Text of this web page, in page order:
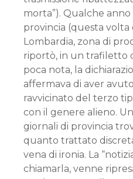
morta”). Qualche
provincia (questa volta
Lombardia, zona di
riportò, in un trafiletto
poca nota, la
affermava di aver
ravvicinato del terzo
con il genere alieno.
giornali di provincia
quanto trattato
vena di ironia. La
chiamarla, venne